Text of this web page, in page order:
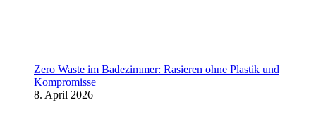
Zero Waste im Badezimmer: Rasieren ohne Plastik und
Kompromisse
8. April 2026